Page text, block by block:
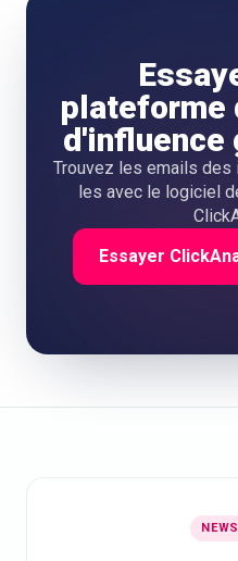
plateforme
d'influence
Trouvez les emails des
les avec le logiciel
Essayer